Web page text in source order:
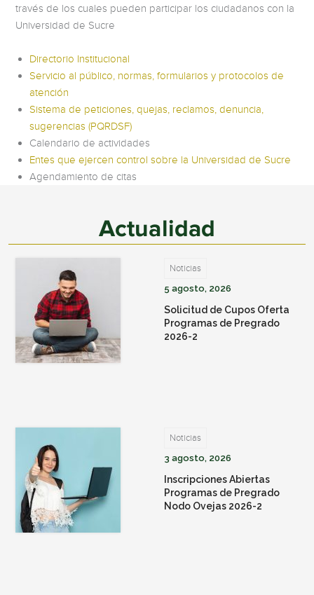
través de los cuales pueden participar los ciudadanos con la
Universidad de Sucre
Directorio Institucional
Servicio al público, normas, formularios y protocolos de
atención
Sistema de peticiones, quejas, reclamos, denuncia,
sugerencias (PQRDSF)
Calendario de actividades
Entes que ejercen control sobre la Universidad de Sucre
Agendamiento de citas
Actualidad
Noticias
5 agosto, 2026
Solicitud de Cupos Oferta
Programas de Pregrado
2026-2
Noticias
3 agosto, 2026
Inscripciones Abiertas
Programas de Pregrado
Nodo Ovejas 2026-2